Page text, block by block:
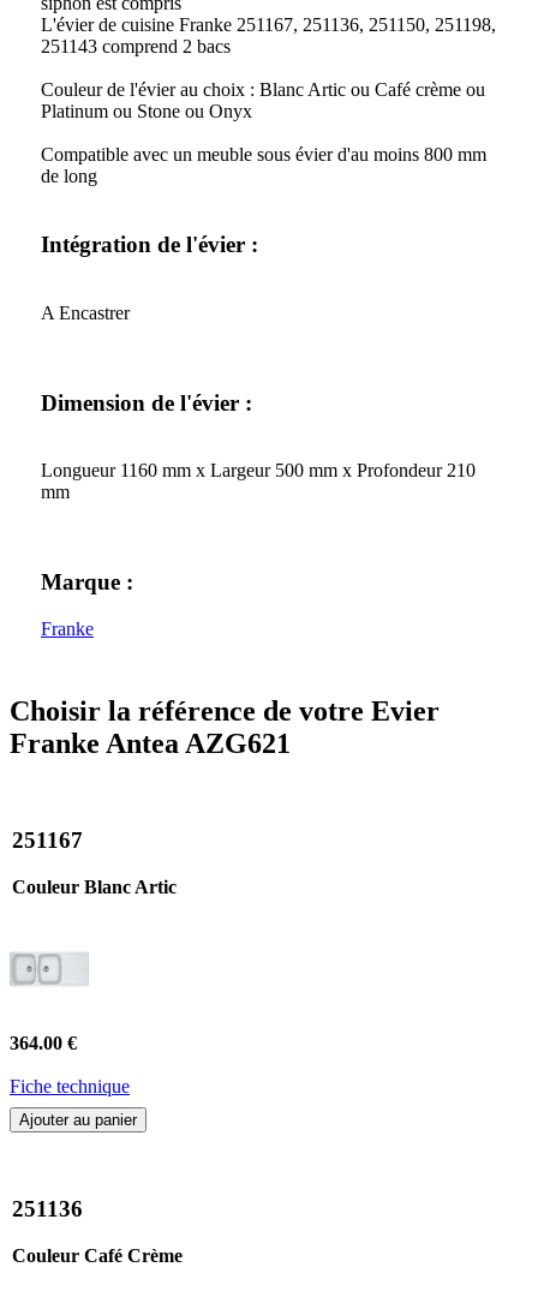
L'évier de cuisine Franke 251167, 251136, 251150, 251198,
251143 comprend 2 bacs
Couleur de l'évier au choix : Blanc Artic ou Café crème ou
Platinum ou Stone ou Onyx
Compatible avec un meuble sous évier d'au moins 800 mm
de long
Intégration de l'évier :
A Encastrer
Dimension de l'évier :
Longueur 1160 mm x Largeur 500 mm x Profondeur 210
mm
Marque :
Franke
Choisir la référence de votre Evier
Franke Antea AZG621
251167
Couleur Blanc Artic
364.00 €
Fiche technique
Ajouter au panier
251136
Couleur Café Crème